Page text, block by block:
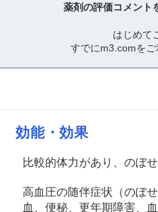
薬剤の評価コメント
はじめて
すでにm3.comをご
効能・効果
比較的体力があり、のぼ
高血圧の随伴症状（のぼ
血、便秘、更年期障害、